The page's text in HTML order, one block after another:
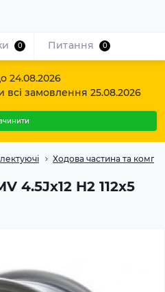
24.08.2026
замовлення 25.08.2026
Ходова частина та
4.5Jx12 H2 112x5
0 Питання 0